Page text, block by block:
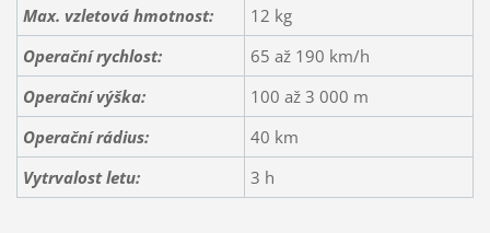
Max. vzletová hmotnost:
12 kg
Operační rychlost:
65 až 190 km/h
Operační výška:
100 až 3 000 m
Operační rádius:
40 km
Vytrvalost letu:
3 h